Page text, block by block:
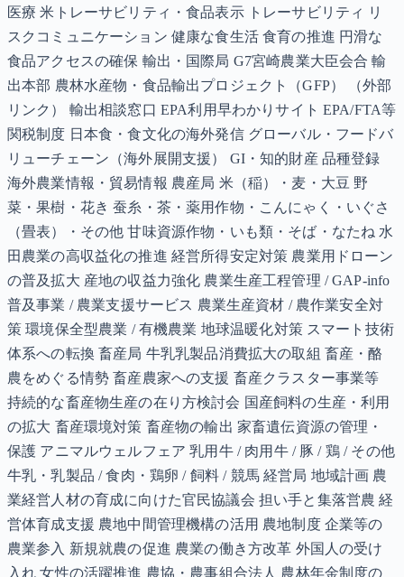
医療 米トレーサビリティ・食品表示 トレーサビリティ リ
スクコミュニケーション 健康な食生活 食育の推進 円滑な
食品アクセスの確保 輸出・国際局 G7宮崎農業大臣会合 輸
出本部 農林水産物・食品輸出プロジェクト（GFP） （外部
リンク） 輸出相談窓口 EPA利用早わかりサイト EPA/FTA等
関税制度 日本食・食文化の海外発信 グローバル・フードバ
リューチェーン（海外展開支援） GI・知的財産 品種登録
海外農業情報・貿易情報 農産局 米（稲）・麦・大豆 野
菜・果樹・花き 蚕糸・茶・薬用作物・こんにゃく・いぐさ
（畳表）・その他 甘味資源作物・いも類・そば・なたね 水
田農業の高収益化の推進 経営所得安定対策 農業用ドローン
の普及拡大 産地の収益力強化 農業生産工程管理 / GAP-info
普及事業 / 農業支援サービス 農業生産資材 / 農作業安全対
策 環境保全型農業 / 有機農業 地球温暖化対策 スマート技術
体系への転換 畜産局 牛乳乳製品消費拡大の取組 畜産・酪
農をめぐる情勢 畜産農家への支援 畜産クラスター事業等
持続的な畜産物生産の在り方検討会 国産飼料の生産・利用
の拡大 畜産環境対策 畜産物の輸出 家畜遺伝資源の管理・
保護 アニマルウェルフェア 乳用牛 / 肉用牛 / 豚 / 鶏 / その他
牛乳・乳製品 / 食肉・鶏卵 / 飼料 / 競馬 経営局 地域計画 農
業経営人材の育成に向けた官民協議会 担い手と集落営農 経
営体育成支援 農地中間管理機構の活用 農地制度 企業等の
農業参入 新規就農の促進 農業の働き方改革 外国人の受け
入れ 女性の活躍推進 農協・農事組合法人 農林年金制度の